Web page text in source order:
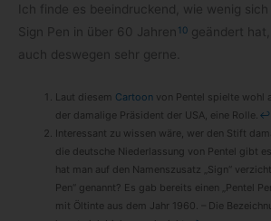
Ich finde es beein­dru­ckend, wie wenig
Sign Pen in über 60 Jah­ren 10 geän­dert
auch des­we­gen sehr gerne.
Laut die­sem Car­toon von Pen­tel spielte wohl
der dama­lige Prä­si­dent der USA, eine Rolle. ↩
Inter­es­sant zu wis­sen wäre, wer den Stift
die deut­sche Nie­der­las­sung von Pen­tel gibt
hat man auf den Namens­zu­satz „Sign“
Pen“ genannt? Es gab bereits einen „Pen­tel
mit Öltinte aus dem Jahr 1960. – Die